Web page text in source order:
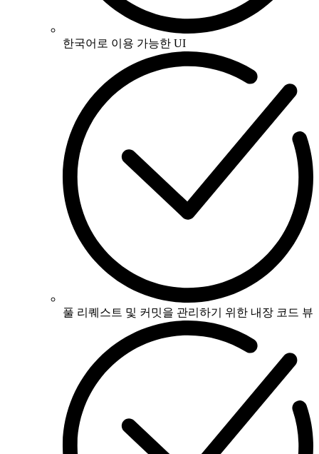
한국어로 이용 가능한 UI
풀 리퀘스트 및 커밋을 관리하기 위한 내장 코드 뷰